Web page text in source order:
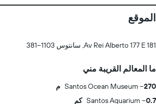
الموقع
Av Rei Alberto 177 E 181, سانتوس 1103--381
ما المعالم القريبة مني
Santos Ocean Museum
270 م
Santos Aquarium
0.7 كم